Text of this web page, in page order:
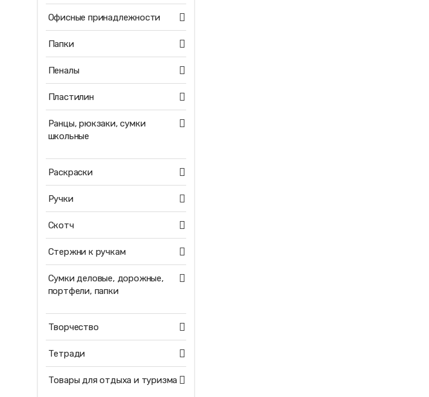
Офисные принадлежности
Папки
Пеналы
Пластилин
Ранцы, рюкзаки, сумки
школьные
Раскраски
Ручки
Скотч
Стержни к ручкам
Сумки деловые, дорожные,
портфели, папки
Творчество
Тетради
Товары для отдыха и туризма